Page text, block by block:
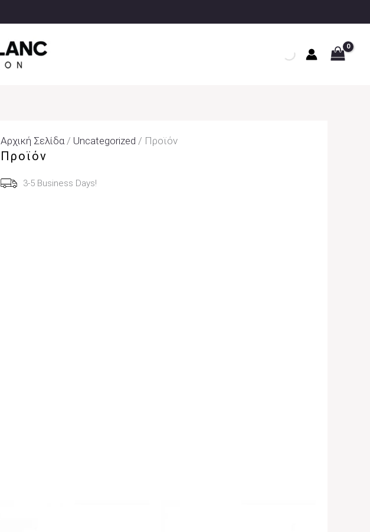
Αρχική Σελίδα/ Uncategorized / Προϊόν
Προϊόν
3-5 Business Days!